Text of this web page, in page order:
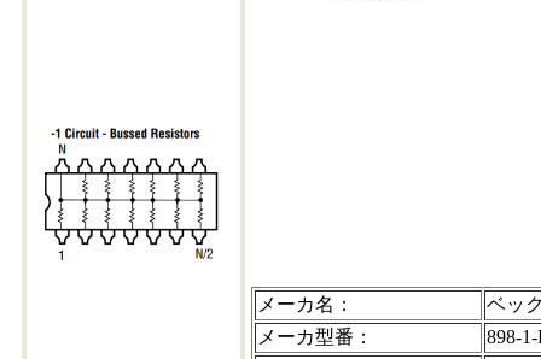
メーカ名：
ベッ
メーカ型番：
898-